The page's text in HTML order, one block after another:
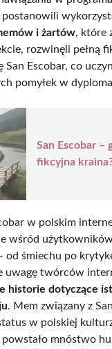
i żartów, które
rozwinęli pełną
Escobar, co
pomyłek w
San Escobar –
fikcyjna
w polskim
wśród
od śmiechu po
uwagę twórców
historie dotyczące
. Mem związany z
w polskiej
mnóstwo